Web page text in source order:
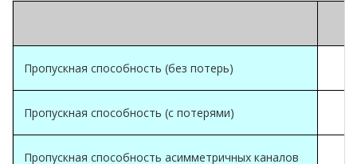
Пропускная способность (без потерь)
Пропускная способность (с потерями)
Пропускная способность асимметричных каналов